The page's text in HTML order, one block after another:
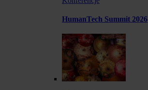
HumanTech Summit 2026